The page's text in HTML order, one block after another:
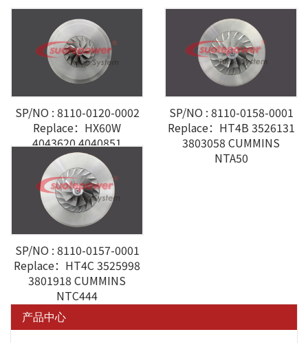
SP/NO : 8110-0120-0002
Replace：HX60W
4043620 4040851
CUMMINS ISX3
SP/NO : 8110-0158-0001
Replace：HT4B 3526131
3803058 CUMMINS
NTA50
SP/NO : 8110-0157-0001
Replace：HT4C 3525998
3801918 CUMMINS
NTC444
产品中心